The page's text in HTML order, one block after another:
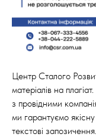
Центр Сталого
матеріалів на
з провідними
ми гарантуємо
текстові запозичення.